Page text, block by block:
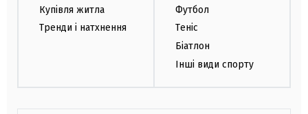
Купівля житла
Тренди і натхнення
Футбол
Теніс
Біатлон
Інші види спорту